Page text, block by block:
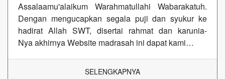
Assalaamu'alaikum Warahmatullahi Wabarakatuh.
Dengan mengucapkan segala puji dan syukur ke
hadirat Allah SWT, disertai rahmat dan karunia-
Nya akhirnya Website madrasah ini dapat kami…
SELENGKAPNYA